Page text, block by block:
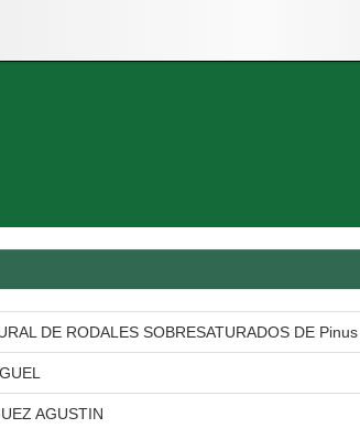
DE RODALES SOBRESATURADOS DE
AGUSTIN